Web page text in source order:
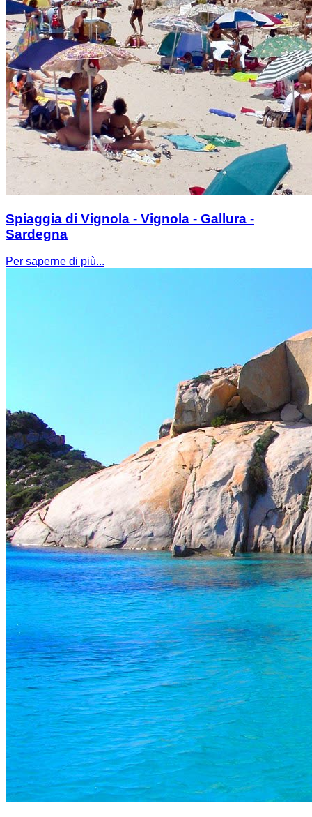
Spiaggia di Vignola - Vignola - Gallura -
Sardegna
Per saperne di più...